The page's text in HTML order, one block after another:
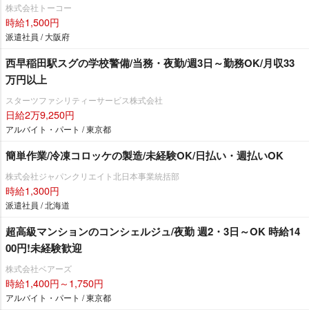
株式会社トーコー
時給1,500円
派遣社員 / 大阪府
西早稲田駅スグの学校警備/当務・夜勤/週3日～勤務OK/月収33
万円以上
スターツファシリティーサービス株式会社
日給2万9,250円
アルバイト・パート / 東京都
簡単作業/冷凍コロッケの製造/未経験OK/日払い・週払いOK
株式会社ジャパンクリエイト北日本事業統括部
時給1,300円
派遣社員 / 北海道
超高級マンションのコンシェルジュ/夜勤 週2・3日～OK 時給14
00円!未経験歓迎
株式会社ベアーズ
時給1,400円～1,750円
アルバイト・パート / 東京都